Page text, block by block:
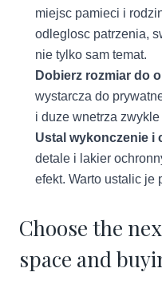
miejsc pamieci i
odleglosc patrzenia,
nie tylko sam temat.
Dobierz rozmiar do
wystarcza do
i duze wnetrza
Ustal wykonczenie i
detale i lakier
efekt. Warto ustalic je
Choose the
space and